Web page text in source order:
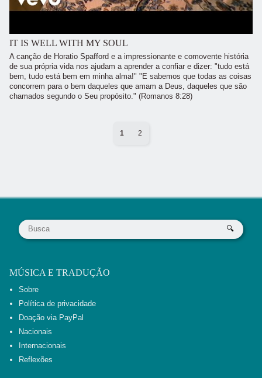
IT IS WELL WITH MY SOUL
A canção de Horatio Spafford e a impressionante e comovente história
de sua própria vida nos ajudam a aprender a confiar e dizer: "tudo está
bem, tudo está bem em minha alma!" "E sabemos que todas as coisas
concorrem para o bem daqueles que amam a Deus, daqueles que são
chamados segundo o Seu propósito." (Romanos 8:28)
1 2
MÚSICA E TRADUÇÃO
Sobre
Política de privacidade
Doação via PayPal
Nacionais
Internacionais
Reflexões